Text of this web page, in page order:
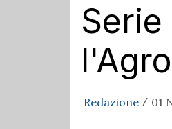
Redazione / 01